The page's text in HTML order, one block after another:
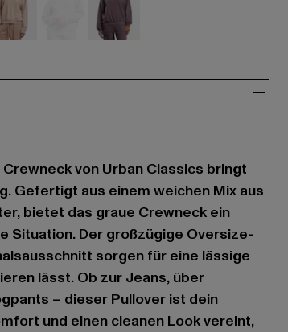
von Urban Classics bringt
Gefertigt aus einem weichen Mix aus
bietet das graue Crewneck ein
Situation. Der großzügige Oversize-
sorgen für eine lässige
lässt. Ob zur Jeans, über
– dieser Pullover ist dein
und einen cleanen Look vereint,